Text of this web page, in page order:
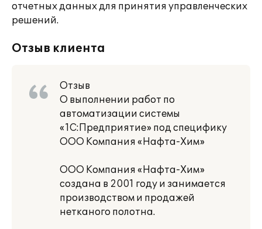
отчетных данных для принятия управленческих
решений.
Отзыв клиента
Отзыв
О выполнении работ по
автоматизации системы
«1С:Предприятие» под специфику
ООО Компания «Нафта-Хим»
ООО Компания «Нафта-Хим»
создана в 2001 году и занимается
производством и продажей
нетканого полотна.